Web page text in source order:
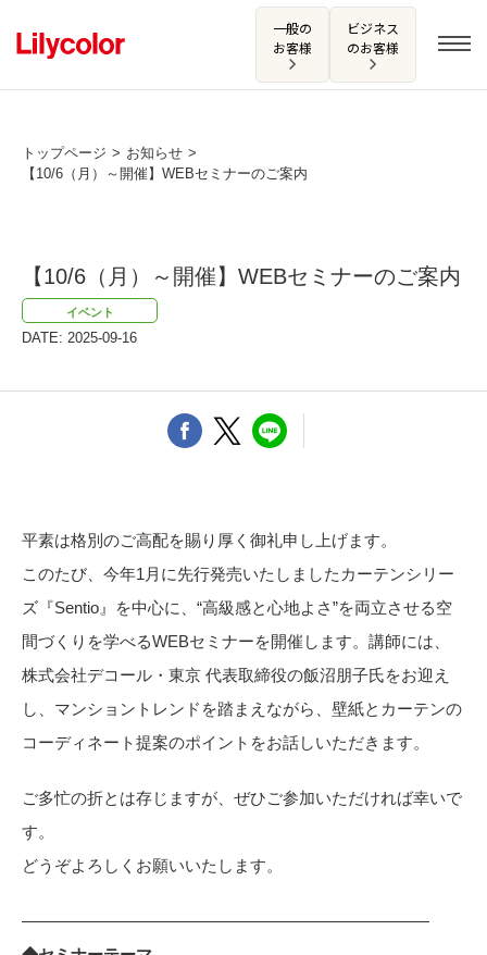
一般の
お客様
ビジネス
のお客様
ログイン・新規会員登録
お気に入り
商品を探す
床材
ブランド・コレクション
Lilycolor Coordinate 着せ替えシミュレーション
壁紙
カーテン
床材
サステナブル商品
壁紙機能性ガイド
施工事例
施工事例 トップ
モデルハウス
新築戸建・マンション
リリカラノート
ショールーム
ショールーム トップ
福岡ショールーム
横浜ショールーム
お客様サポート トップ
資料ダウンロード
動画一覧
お手入れ便利帳
よくあるご質問
トップページ
お知らせ
【10/6（月）～開催】WEBセミナーのご案内
【10/6（月）～開催】WEBセミナーのご案内
イベント
DATE: 2025-09-16
平素は格別のご高配を賜り厚く御礼申し上げます。
このたび、今年1月に先行発売いたしましたカーテンシリー
ズ『Sentio』を中心に、“高級感と心地よさ”を両立させる空
間づくりを学べるWEBセミナーを開催します。講師には、
株式会社デコール・東京 代表取締役の飯沼朋子氏をお迎え
し、マンショントレンドを踏まえながら、壁紙とカーテンの
コーディネート提案のポイントをお話しいただきます。​
ご多忙の折とは存じますが、ぜひご参加いただければ幸いで
す。​
どうぞよろしくお願いいたします。​
—————————————————————————